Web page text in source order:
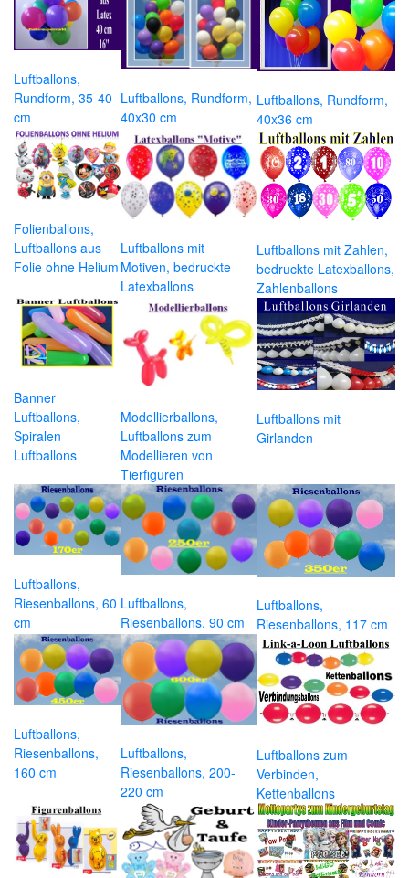
Luftballons,
Rundform, 35-40
cm
Luftballons, Rundform,
40x30 cm
Luftballons, Rundform,
40x36 cm
Folienballons,
Luftballons aus
Folie ohne Helium
Luftballons mit
Motiven, bedruckte
Latexballons
Luftballons mit Zahlen,
bedruckte Latexballons,
Zahlenballons
Banner
Luftballons,
Spiralen
Luftballons
Modellierballons,
Luftballons zum
Modellieren von
Tierfiguren
Luftballons mit
Girlanden
Luftballons,
Riesenballons, 60
cm
Luftballons,
Riesenballons, 90 cm
Luftballons,
Riesenballons, 117 cm
Luftballons,
Riesenballons,
160 cm
Luftballons,
Riesenballons, 200-
220 cm
Luftballons zum
Verbinden,
Kettenballons